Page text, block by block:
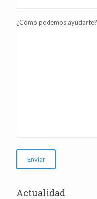
¿Cómo podemos ayudarte?
Actualidad